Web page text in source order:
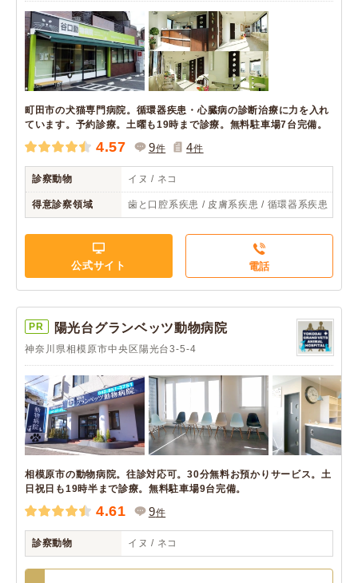
町田市の犬猫専門病院。循環器疾患・心臓病の診断治療に力を入れ
ています。予約診療。土曜も19時まで診療。無料駐車場7台完備。
4.57 9件 4件
診察動物 イヌ / ネコ
得意診察領域 歯と口腔系疾患 / 皮膚系疾患 / 循環器系疾患
公式サイト 電話
PR 陽光台グランベッツ動物病院
神奈川県相模原市中央区陽光台3-5-4
相模原市の動物病院。往診対応可。30分無料お預かりサービス。土
日祝日も19時半まで診療。無料駐車場9台完備。
4.61 9件
診察動物 イヌ / ネコ